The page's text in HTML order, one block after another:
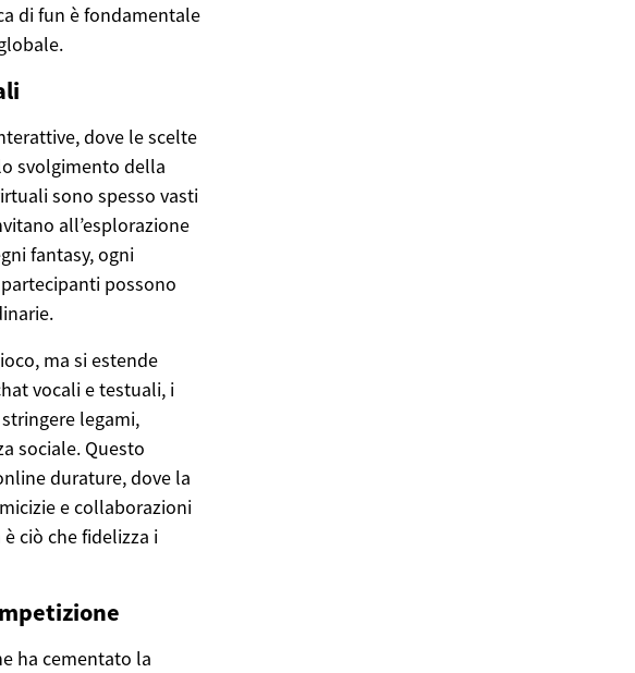
di fun è fondamentale
dove le scelte
svolgimento della
sono spesso vasti
all’esplorazione
fantasy, ogni
possono
ma si estende
vocali e testuali, i
legami,
sociale. Questo
durature, dove la
e collaborazioni
ciò che fidelizza i
ha cementato la